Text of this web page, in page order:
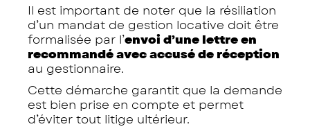
Il est important de noter que la résiliation
d’un mandat de gestion locative doit être
formalisée par l’envoi d’une lettre en
recommandé avec accusé de réception
au gestionnaire.
Cette démarche garantit que la demande
est bien prise en compte et permet
d’éviter tout litige ultérieur.